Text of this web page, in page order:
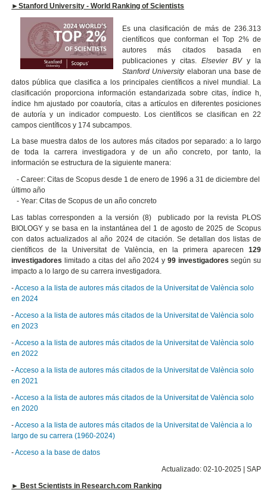
►Stanford University - World Ranking of Scientists
Es una clasificación de más de 236.313
científicos que conforman el Top 2% de
autores más citados basada en
publicaciones y citas.Elsevier BVy la
Stanford Universityelaboran una base de
datos pública que clasifica a los principales científicos a nivel mundial. La
clasificación proporciona información estandarizada sobre citas, índice h,
índice hm ajustado por coautoría, citas a artículos en diferentes posiciones
de autoría y un indicador compuesto. Los científicos se clasifican en 22
campos científicos y 174 subcampos.
La base muestra datos de los autores más citados por separado: a lo largo
de toda la carrera investigadora y de un año concreto, por tanto, la
información se estructura de la siguiente manera:
- Career: Citas de Scopus desde 1 de enero de 1996 a 31 de diciembre del
último año
- Year: Citas de Scopus de un año concreto
Las tablas corresponden a la versión (8) publicado por la revista PLOS
BIOLOGY y se basa en la instantánea del 1 de agosto de 2025 de Scopus
con datos actualizados al año 2024 de citación. Se detallan dos listas de
científicos de la Universitat de València, en la primera aparecen129
investigadores limitado a citas del año 2024 y 99 investigadores según su
impacto a lo largo de su carrera investigadora.
-Acceso a la lista de autores más citados de la Universitat de València solo
en 2024
-Acceso a la lista de autores más citados de la Universitat de València solo
en 2023
-Acceso a la lista de autores más citados de la Universitat de València solo
en 2022
-Acceso a la lista de autores más citados de la Universitat de València solo
en 2021
-Acceso a la lista de autores más citados de la Universitat de València solo
en 2020
-Acceso a la lista de autores más citados de la Universitat de València a lo
largo de su carrera (1960-2024)
-Acceso a la base de datos
Actualizado: 02-10-2025 | SAP
► Best Scientists in Research.com Ranking